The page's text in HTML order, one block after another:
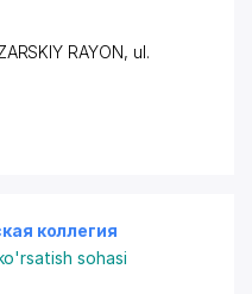
RAYON, ul.
коллегия
sohasi